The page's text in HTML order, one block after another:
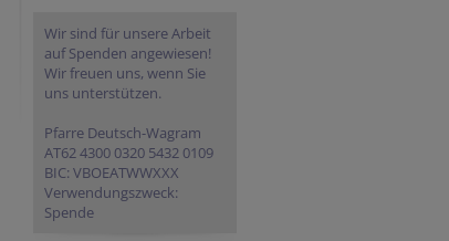
Wir sind für unsere Arbeit
auf Spenden angewiesen!
Wir freuen uns, wenn Sie
uns unterstützen.
Pfarre Deutsch-Wagram
AT62 4300 0320 5432 0109
BIC: VBOEATWWXXX
Verwendungszweck:
Spende